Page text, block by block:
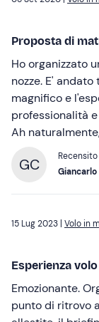
Proposta di
Ho organizzato
nozze. E'
magnifico e
professionalità
Ah
GC
Giancarlo
15 Lug 2023 | Volo in
Esperienza
Emozionante.
punto di ritrovo